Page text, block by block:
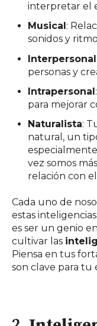
interpretar el
Musical :
sonidos y
Interpersonal
personas y
Intrapersonal
para mejorar
Naturalista:
natural, un
vez somos
relación con
Cada uno de
estas
es ser un genio
cultivar las
Piensa en tus
son clave para tu